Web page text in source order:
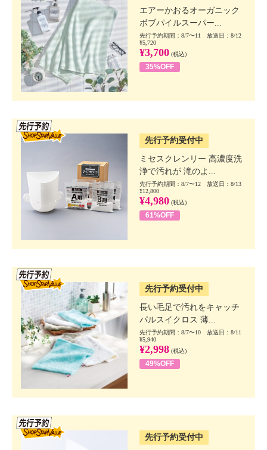
エアーかおるオーガニック
ボブパイルスーパー...
先行予約期間：8/7〜11 放送日：8/12
¥5,720
¥3,700 (税込)
35%OFF
先行予約受付中
ミセスクレンリー 高濃度洗
浄で汚れが 滝のよ...
先行予約期間：8/7〜12 放送日：8/13
¥12,800
¥4,980 (税込)
61%OFF
先行予約受付中
長い毛足で汚れをキャッチ
パルスイクロス 薄...
先行予約期間：8/7〜10 放送日：8/11
¥5,940
¥2,998 (税込)
49%OFF
先行予約受付中